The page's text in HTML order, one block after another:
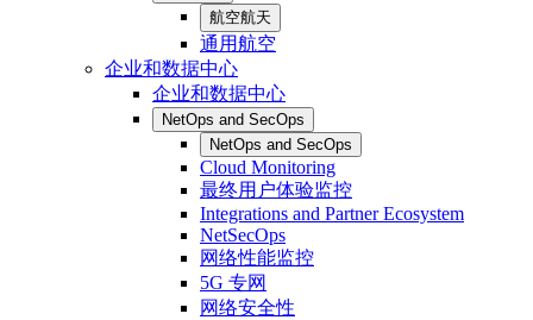
航空航天
通用航空
企业和数据中心
企业和数据中心
NetOps and SecOps
NetOps and SecOps
Cloud Monitoring
最终用户体验监控
Integrations and Partner Ecosystem
NetSecOps
网络性能监控
5G 专网
网络安全性